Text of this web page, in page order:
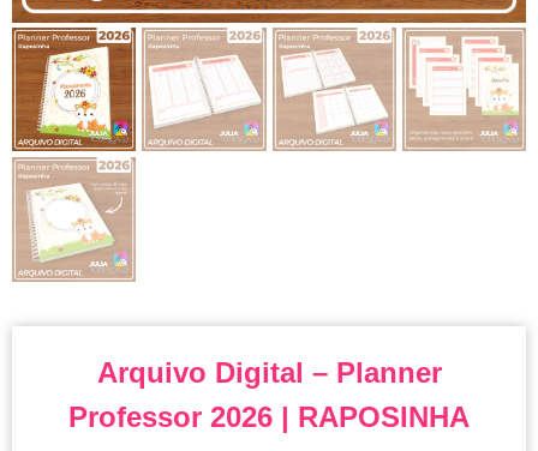
Arquivo Digital – Planner
Professor 2026 | RAPOSINHA